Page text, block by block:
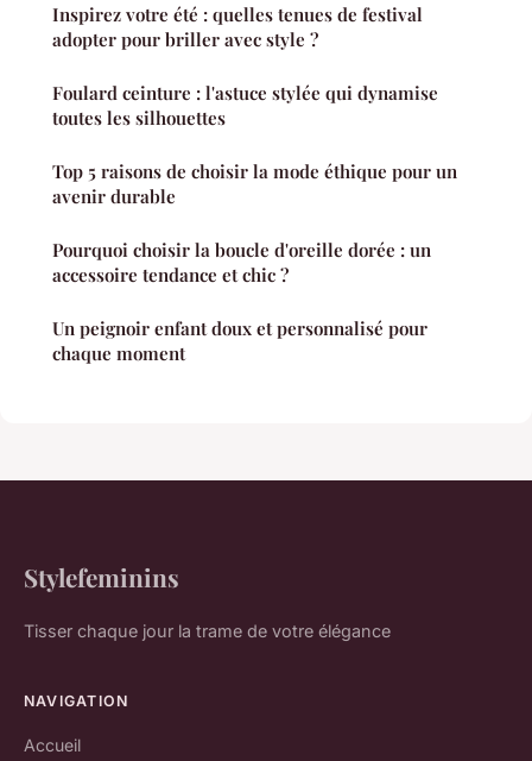
Inspirez votre été : quelles tenues de festival
adopter pour briller avec style ?
Foulard ceinture : l'astuce stylée qui dynamise
toutes les silhouettes
Top 5 raisons de choisir la mode éthique pour un
avenir durable
Pourquoi choisir la boucle d'oreille dorée : un
accessoire tendance et chic ?
Un peignoir enfant doux et personnalisé pour
chaque moment
Stylefeminins
Tisser chaque jour la trame de votre élégance
NAVIGATION
Accueil